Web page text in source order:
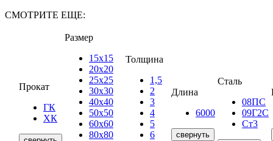
СМОТРИТЕ ЕЩЕ:
Прокат
ГК
ХК
Размер
15х15
20х20
25х25
30х30
40х40
50х50
60х60
80х80
Толщина
1,5
2
3
4
5
6
Длина
6000
свернуть
Сталь
08ПС
09Г2С
Ст3